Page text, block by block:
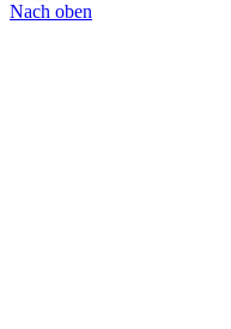
Nach oben